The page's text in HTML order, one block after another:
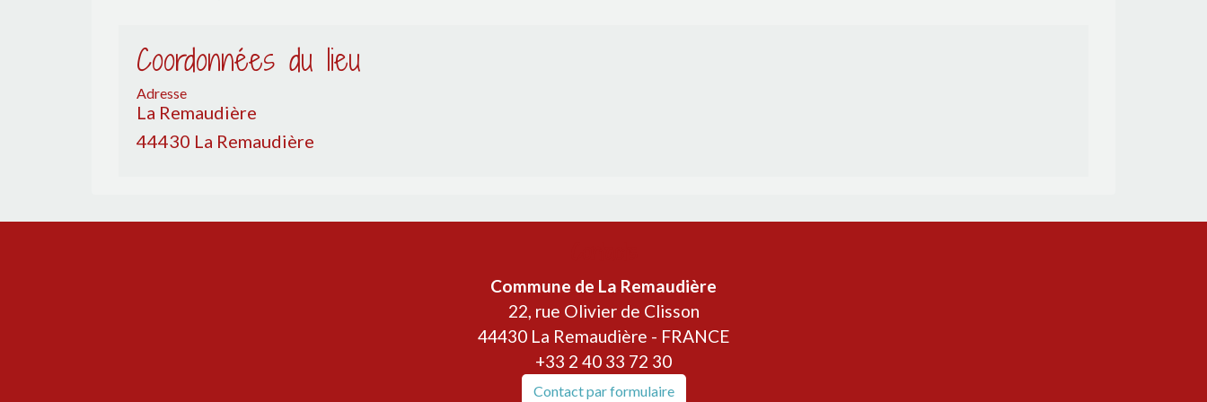
Coordonnées du lieu
Adresse
La Remaudière
44430 La Remaudière
Commune de La Remaudière
22, rue Olivier de Clisson
44430 La Remaudière - FRANCE
+33 2 40 33 72 30
Contact par formulaire